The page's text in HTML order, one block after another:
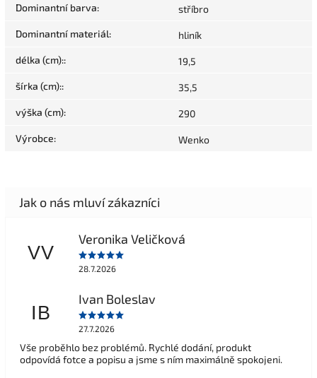
Dominantní barva: stříbro
Dominantní materiál: hliník
délka (cm):: 19,5
šírka (cm):: 35,5
výška (cm): 290
Výrobce: Wenko
VV
Veronika Veličková
28.7.2026
IB
Ivan Boleslav
27.7.2026
Vše proběhlo bez problémů. Rychlé dodání, produkt
odpovídá fotce a popisu a jsme s ním maximálně spokojeni.